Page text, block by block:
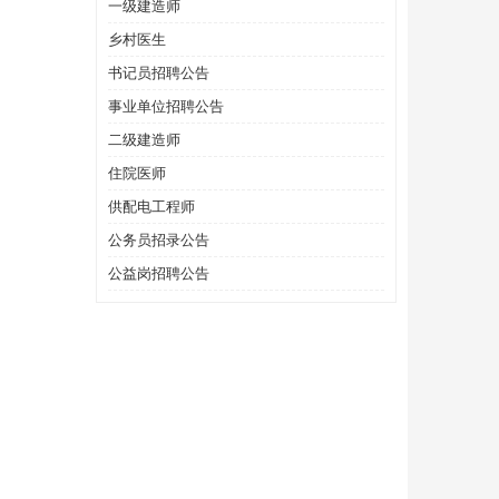
一级建造师
乡村医生
书记员招聘公告
事业单位招聘公告
二级建造师
住院医师
供配电工程师
公务员招录公告
公益岗招聘公告